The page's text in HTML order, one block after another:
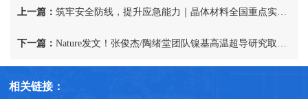
上一篇： 筑牢安全防线，提升应急能力｜晶体材料全国重点实验室开展实验室安全培训与消防、逃生演练活动
下一篇： Nature发文！张俊杰/陶绪堂团队镍基高温超导研究取得新突破
相关链接：